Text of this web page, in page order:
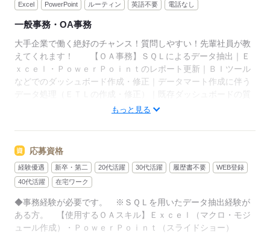
Excel PowerPoint ルーティン 英語不要 電話なし
一般事務・OA事務
大手企業で働く絶好のチャンス！質問しやすい！先輩社員が教
えてくれます！ 【ＯＡ事務】ＳＱＬによるデータ抽出｜Ｅ
ｘｃｅｌ・ＰｏｗｅｒＰｏｉｎｔのレポート更新｜ＢＩツール
などでのダッシュボード作成・修正｜データマート作成に伴う
問対応など。 ※完全在宅も相談可能。詳しくはお問い合わせ
▼こちらのお仕事のほかにも
電話なしのコツコツ系データ入力や英語を使う事務、
大学やコールセンターなどのお仕事も扱っています。
在宅のお仕事があるエリアも☆
9月・10月スタートもご相談ください♪
応募する
もっと見る
応募資格
経験優遇 新卒・第二 20代活躍 30代活躍 履歴書不要
WEB登録
40代活躍
在宅ワーク
◆事務経験が必要です。 ※ＳＱＬを用いたデータ抽出経験が
ある方。 【使用するＯＡスキル】Ｅｘｃｅｌ（マクロ・モジ
ュール作成）・ＰｏｗｅｒＰｏｉｎｔ（スライドショー）